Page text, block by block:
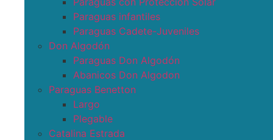
Paraguas infantiles
Paraguas Cadete-Juveniles
Don Algodón
Paraguas Don Algodón
Abanicos Don Algodon
Paraguas Benetton
Largo
Plegable
Catalina Estrada